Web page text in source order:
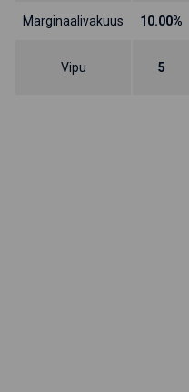
Marginaalivakuus 10.00%
Vipu 5